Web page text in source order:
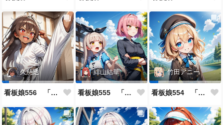
久慈透
看板娘556 「久慈透のよもやま話」
緋山結華
看板娘555 「帰還、そして目覚め。」
竹田アニー
看板娘554 「竹田アニーのよもやま話」